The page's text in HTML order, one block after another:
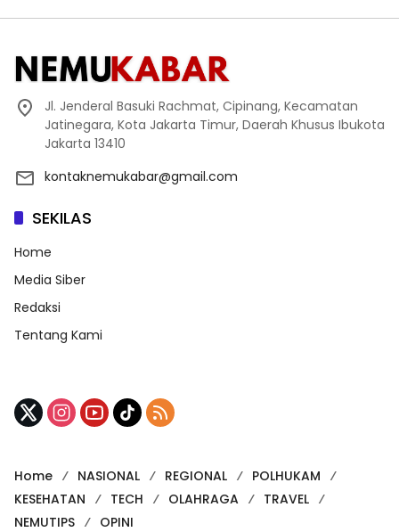
Jl. Jenderal Basuki Rachmat, Cipinang, Kecamatan
Jatinegara, Kota Jakarta Timur, Daerah Khusus Ibukota
Jakarta 13410
kontaknemukabar@gmail.com
SEKILAS
Home
Media Siber
Redaksi
Tentang Kami
Home NASIONAL REGIONAL
POLHUKAM
KESEHATAN
TECH OLAHRAGA
TRAVEL
NEMUTIPS
OPINI